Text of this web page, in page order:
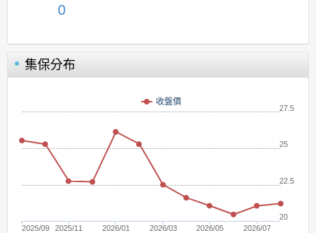
0
集保分布
收盤價
2025/09 2025/11 2026/01 2026/03 2026/05 2026/07
20
22.5
25
27.5